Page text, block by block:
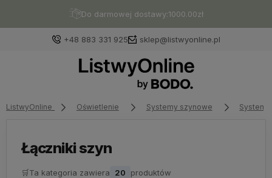
Do darmowej dostawy:1000.00zł
+48 883 331 925 sklep@listwyonline.pl
Zaloguj się
ListwyOnline Oświetlenie Systemy szynowe
Łączniki szyn
🛒Ta kategoria zawiera 20 produktów